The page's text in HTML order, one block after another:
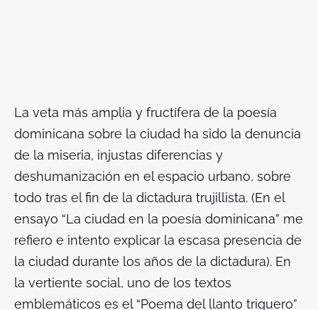
La veta más amplia y fructífera de la poesía
dominicana sobre la ciudad ha sido la denuncia
de la miseria, injustas diferencias y
deshumanización en el espacio urbano, sobre
todo tras el fin de la dictadura trujillista. (En el
ensayo “La ciudad en la poesía dominicana” me
refiero e intento explicar la escasa presencia de
la ciudad durante los años de la dictadura). En
la vertiente social, uno de los textos
emblemáticos es el “Poema del llanto triguero”